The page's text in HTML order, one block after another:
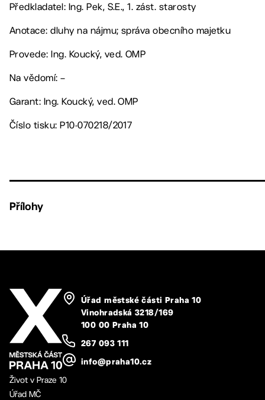
Předkladatel: Ing. Pek, S.E., 1. zást. starosty
Anotace: dluhy na nájmu; správa obecního majetku
Provede: Ing. Koucký, ved. OMP
Na vědomí: –
Garant: Ing. Koucký, ved. OMP
Číslo tisku: P10-070218/2017
Přílohy
Úřad městské části Praha 10
Vinohradská 3218/169
100 00 Praha 10
267 093 111
info@praha10.cz
Život v Praze 10
Úřad MČ